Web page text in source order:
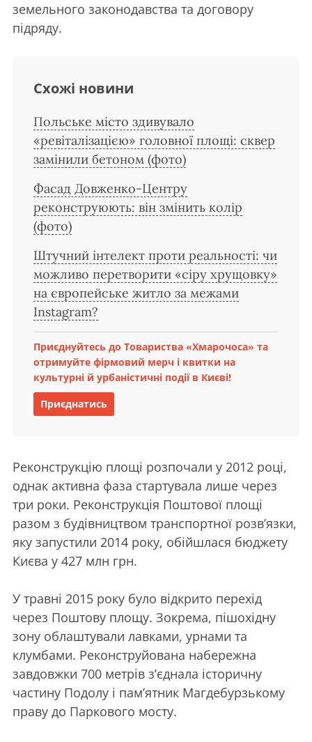
земельного законодавства та договору
підряду.
Схожі новини
Польське місто здивувало
«ревіталізацією» головної площі: сквер
замінили бетоном (фото)
Фасад Довженко-Центру
реконструюють: він змінить колір
(фото)
Штучний інтелект проти реальності: чи
можливо перетворити «сіру хрущовку»
на європейське житло за межами
Instagram?
Приєднуйтесь до Товариства «Хмарочоса» та
отримуйте фірмовий мерч і квитки на
культурні й урбаністичні події в Києві!
Приєднатись
Реконструкцію площі розпочали у 2012 році,
однак активна фаза стартувала лише через
три роки. Реконструкція Поштової площі
разом з будівництвом транспортної розв’язки,
яку запустили 2014 року, обійшлася бюджету
Києва у 427 млн грн.
У травні 2015 року було відкрито перехід
через Поштову площу. Зокрема, пішохідну
зону облаштували лавками, урнами та
клумбами. Реконструйована набережна
завдовжки 700 метрів з’єднала історичну
частину Подолу і пам’ятник Магдебурзькому
праву до Паркового мосту.